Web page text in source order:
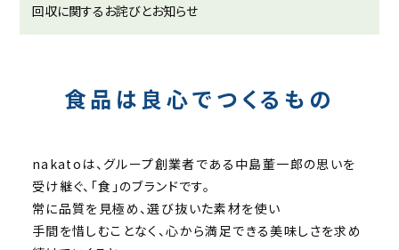
回収に関するお詫びとお知らせ
食品は良心でつくるもの
nakatoは、グループ創業者である中島董一郎の思いを
受け継ぐ、「食」のブランドです。
常に品質を見極め、選び抜いた素材を使い
手間を惜しむことなく、心から満足できる美味しさを求め